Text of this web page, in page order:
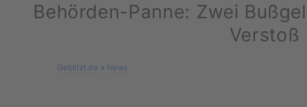
Behörden-Panne: Zwei
Verstoß
Geblitzt.de » News